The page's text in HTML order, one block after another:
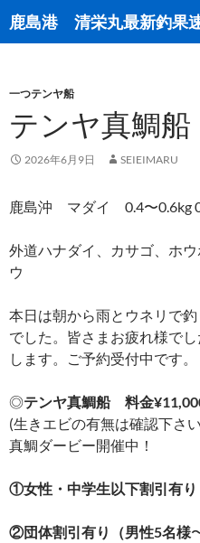
鹿島港 清栄丸最新釣果
検
索
ン
ツ
へ
キ
プ
一つテンヤ船
テンヤ真鯛船
2026年6月9日 SEIEIMARU
鹿島沖 マダイ 0.4〜0.6kg
外道ハナダイ、カサゴ、ホ
ウ
本日は朝から雨とウネリで
でした。皆さまお疲れ様で
します。ご予約受付中です。
◎テンヤ真鯛船 料金
(生きエビの有無は確認下
真鯛ダービー開催中！
①女性・中学生以下割引有
②団体割引有り（男性5名様